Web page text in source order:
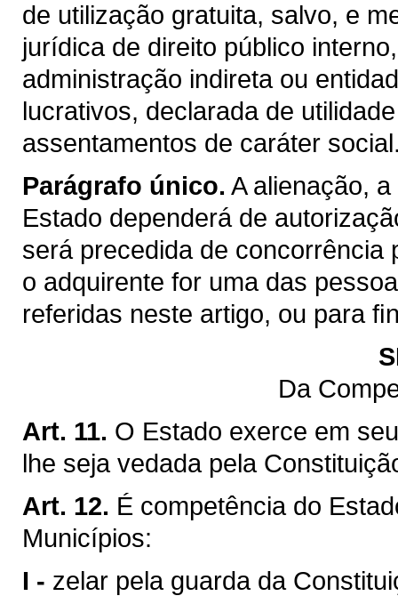
de utilização gratuita, salvo, e
jurídica de direito público
administração indireta ou
lucrativos, declarada de
assentamentos de caráter
Parágrafo único. A alienação,
Estado dependerá de
será precedida de concorrência
o adquirente for uma das
referidas neste artigo, ou para
Da
Art. 11. O Estado exerce em
lhe seja vedada pela
Art. 12. É competência do
Municípios:
I - zelar pela guarda da